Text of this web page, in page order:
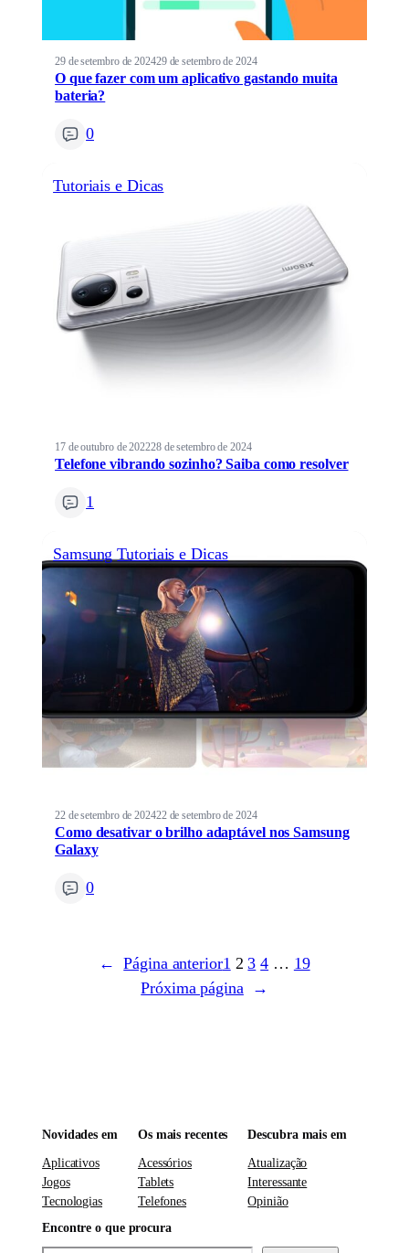
29 de setembro de 202429 de setembro de 2024
O que fazer com um aplicativo gastando muita
bateria?
0
Tutoriais e Dicas
17 de outubro de 202228 de setembro de 2024
Telefone vibrando sozinho? Saiba como resolver
1
Samsung Tutoriais e Dicas
22 de setembro de 202422 de setembro de 2024
Como desativar o brilho adaptável nos Samsung
Galaxy
0
← Página anterior1 2 3 4 … 19
Próxima página
→
Novidades em
Aplicativos
Jogos
Tecnologias
Os mais recentes
Acessórios
Tablets
Telefones
Descubra mais em
Atualização
Interessante
Opinião
Encontre o que procura